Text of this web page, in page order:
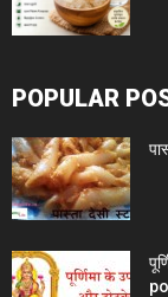
POPULAR